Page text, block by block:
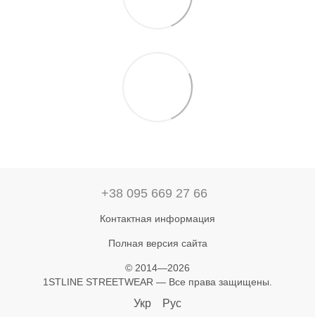
+38 095 669 27 66
Контактная информация
Полная версия сайта
© 2014—2026
1STLINE STREETWEAR — Все права защищены.
Укр Рус